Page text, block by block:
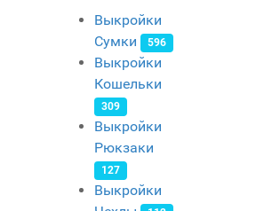
Выкройки
Сумки
596
Выкройки
Кошельки
309
Выкройки
Рюкзаки
127
Выкройки